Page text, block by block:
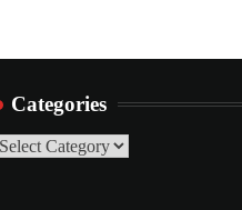
Categories
Categories